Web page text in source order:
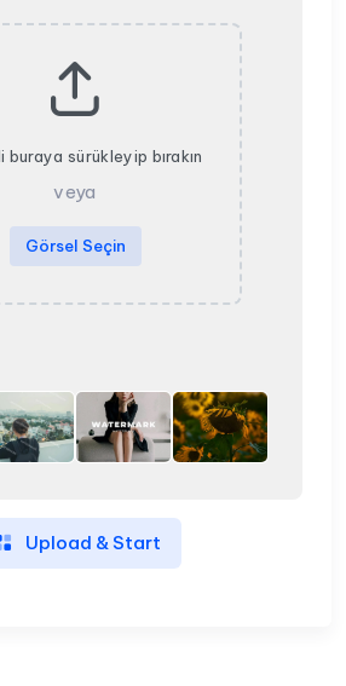
buraya sürükleyip bırakın
veya
Görsel Seçin
Upload & Start